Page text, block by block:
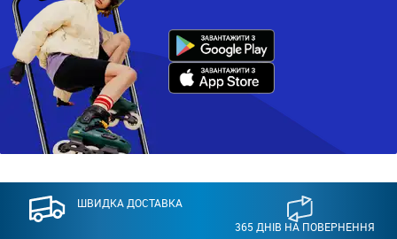
ШВИДКА ДОСТАВКА
365 ДНІВ НА ПОВЕРНЕННЯ